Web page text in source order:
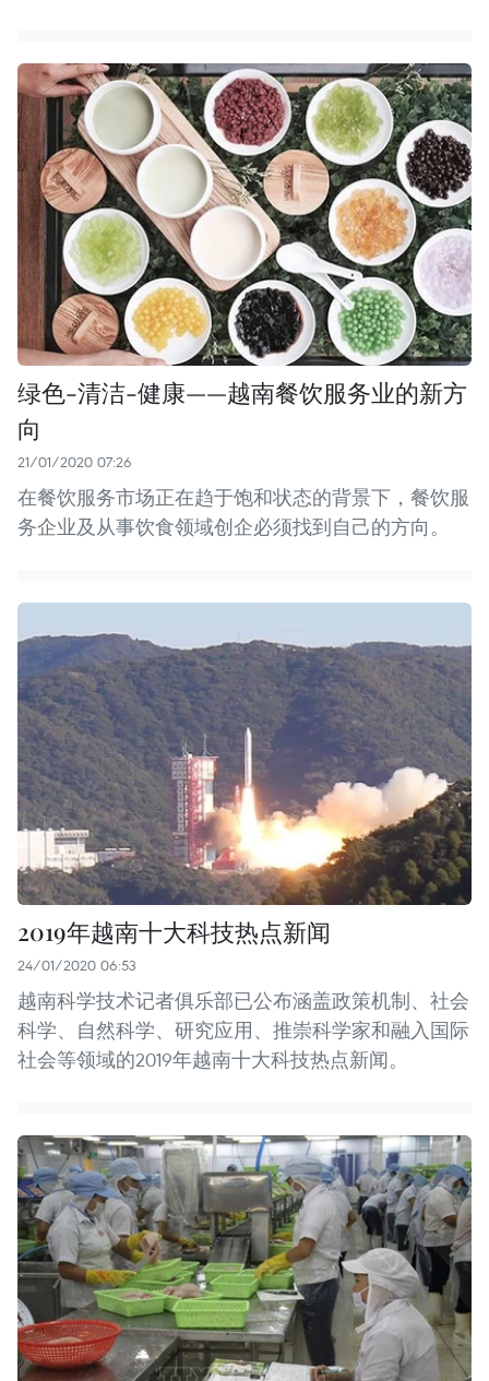
绿色-清洁-健康——越南餐饮服务业的新方
向
21/01/2020 07:26
在餐饮服务市场正在趋于饱和状态的背景下，餐饮服
务企业及从事饮食领域创企必须找到自己的方向。
2019年越南十大科技热点新闻
24/01/2020 06:53
越南科学技术记者俱乐部已公布涵盖政策机制、社会
科学、自然科学、研究应用、推崇科学家和融入国际
社会等领域的2019年越南十大科技热点新闻。